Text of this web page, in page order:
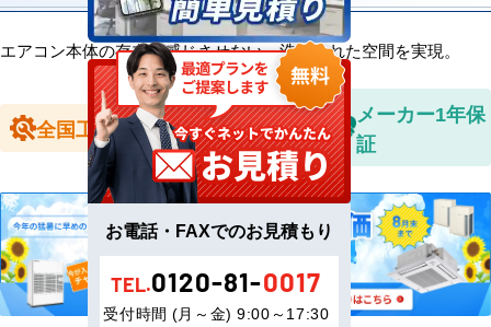
エアコン本体の存在を感じさせない、洗練された空間を実現。
全国工事対応
全国送料無
料
メーカー1年保
証
お電話・FAXでのお見積もり
TEL.0120-81-0017
受付時間 (月～金) 9:00～17:30